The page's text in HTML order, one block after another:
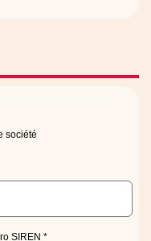
société
SIREN